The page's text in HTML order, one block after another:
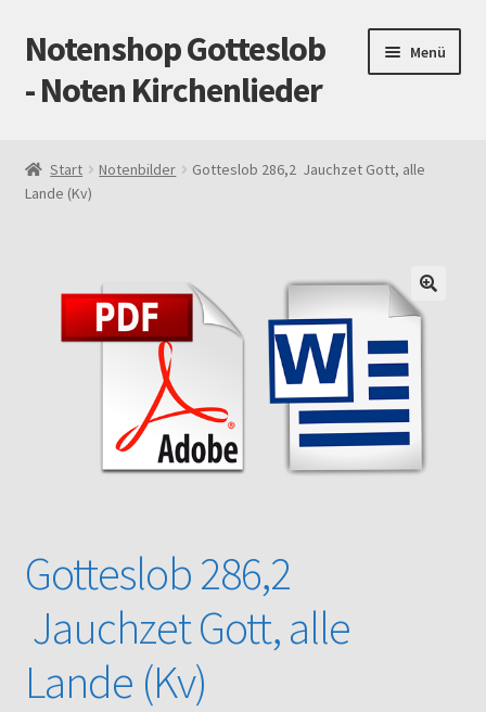
Zur
Navigation
springen
Zum
Inhalt
springen
Notenshop Gotteslob
- Noten Kirchenlieder
Menü
AGB
Cookie-Richtlinie (EU)
Gotteslob alt / neu
Start Notenbilder
Gotteslob 286,2 Jauchzet Gott, alle
Lande (Kv)
Gotteslob 286,2
Jauchzet Gott, alle
Lande (Kv)